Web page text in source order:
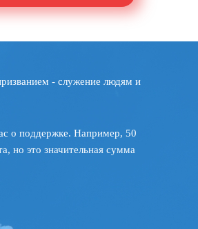
- служение людям и
о поддержке. Например, 50
но это значительная сумма